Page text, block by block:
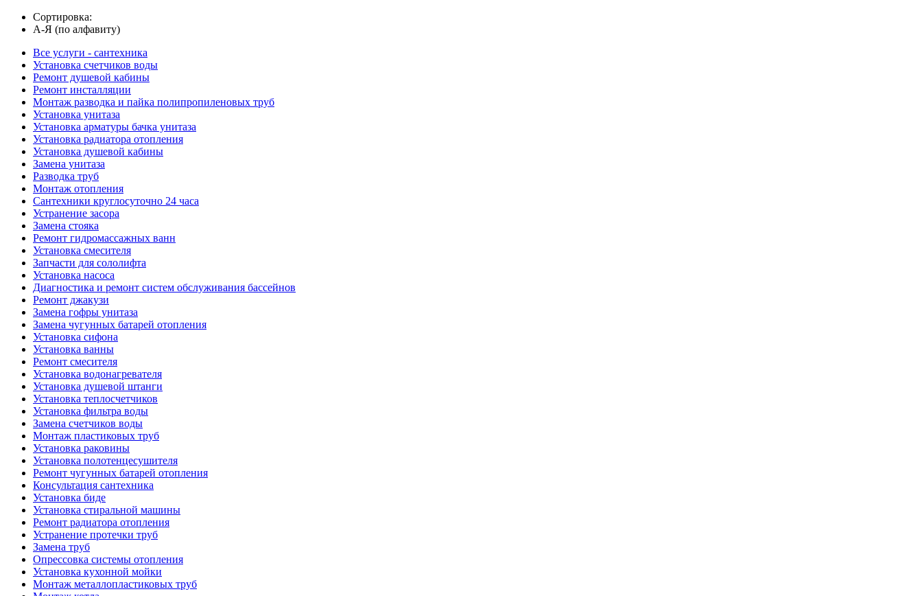
Сортировка:
А-Я (по алфавиту)
Все услуги - сантехника
Установка счетчиков воды
Ремонт душевой кабины
Ремонт инсталляции
Монтаж разводка и пайка полипропиленовых труб
Установка унитаза
Установка арматуры бачка унитаза
Установка радиатора отопления
Установка душевой кабины
Замена унитаза
Разводка труб
Монтаж отопления
Сантехники круглосуточно 24 часа
Устранение засора
Замена стояка
Ремонт гидромассажных ванн
Установка смесителя
Запчасти для сололифта
Установка насоса
Диагностика и ремонт систем обслуживания бассейнов
Ремонт джакузи
Замена гофры унитаза
Замена чугунных батарей отопления
Установка сифона
Установка ванны
Ремонт смесителя
Установка водонагревателя
Установка душевой штанги
Установка теплосчетчиков
Установка фильтра воды
Замена счетчиков воды
Монтаж пластиковых труб
Установка раковины
Установка полотенцесушителя
Ремонт чугунных батарей отопления
Консультация сантехника
Установка биде
Установка стиральной машины
Ремонт радиатора отопления
Устранение протечки труб
Замена труб
Опрессовка системы отопления
Установка кухонной мойки
Монтаж металлопластиковых труб